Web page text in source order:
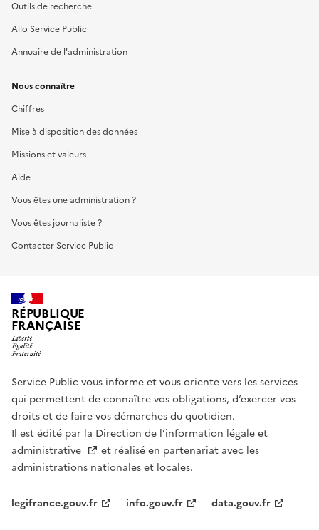
Outils de recherche
Allo Service Public
Annuaire de l'administration
Nous connaître
Chiffres
Mise à disposition des données
Missions et valeurs
Aide
Vous êtes une administration ?
Vous êtes journaliste ?
Contacter Service Public
RÉPUBLIQUE
FRANÇAISE
Service Public vous informe et vous oriente vers les services
qui permettent de connaître vos obligations, d’exercer vos
droits et de faire vos démarches du quotidien.
Il est édité par la Direction de l’information légale et
administrative
et réalisé en partenariat avec les
administrations nationales et locales.
legifrance.gouv.fr info.gouv.fr data.gouv.fr